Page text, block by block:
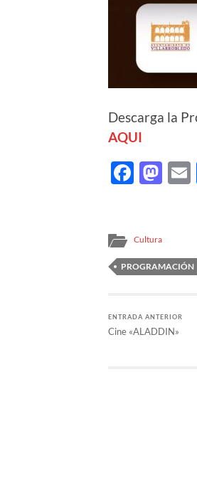
Descarga la
AQUI
Cultura
PROGRAMACIÓN
ENTRADA ANTERIOR
Cine «ALADDIN»